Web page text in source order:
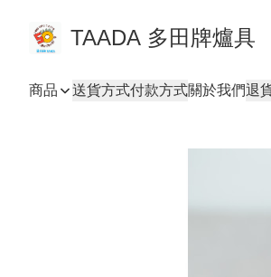
TAADA 多田牌爐具
商品 送貨方式付款方式關於我們退